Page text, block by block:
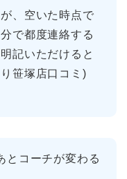
、空いた時点で
で都度連絡する
記いただけると
笹塚店口コミ)
とコーチが変わる